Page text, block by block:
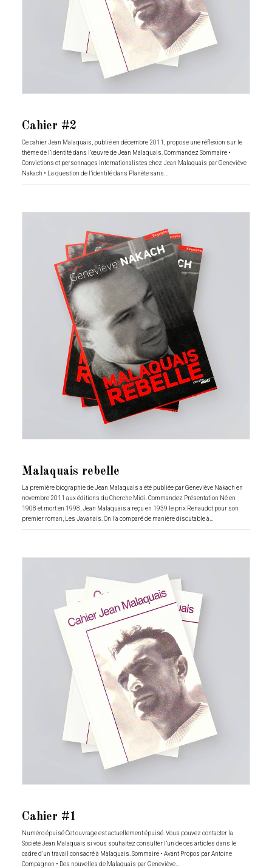
Cahier #2
Ce cahier Jean Malaquais, publié en décembre 2011, propose une réflexion sur le
thème de l’identité dans l’œuvre de Jean Malaquais. Commandez Sommaire •
Convictions et personnages internationalistes chez Jean Malaquais par Geneviève
Nakach • La question de l’identité dans Planète sans…
Malaquais rebelle
La première biographie de Jean Malaquais a été publiée par Geneviève Nakach en
novembre 2011 aux éditions du Cherche Midi. Commandez Présentation Né en
1908 et mort en 1998, Jean Malaquais a reçu en 1939 le prix Renaudot pour son
premier roman, Les Javanais. On l’a comparé de manière discutable à…
Cahier #1
Numéro épuisé Cet ouvrage est actuellement épuisé. Vous pouvez contacter la
Société Jean Malaquais si vous souhaitez consulter l’un de ces articles dans le
cadre d’un travail consacré à Malaquais. Sommaire • Avant Propos par Antoine
Compagnon • Des nouvelles de Malaquais par Geneviève…